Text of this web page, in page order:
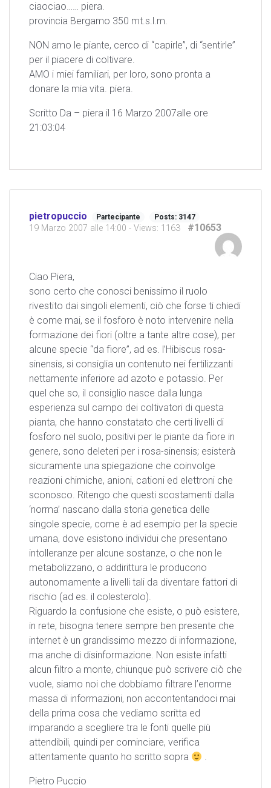
ciaociao…… piera.
provincia Bergamo 350 mt.s.l.m.
NON amo le piante, cerco di “capirle”, di “sentirle”
per il piacere di coltivare.
AMO i miei familiari, per loro, sono pronta a
donare la mia vita. piera.
Scritto Da – piera il 16 Marzo 2007alle ore
21:03:04
pietropuccio Partecipante Posts: 3147
19 Marzo 2007 alle 14:00 - Views: 1163 #10653
Ciao Piera,
sono certo che conosci benissimo il ruolo
rivestito dai singoli elementi, ciò che forse ti chiedi
è come mai, se il fosforo è noto intervenire nella
formazione dei fiori (oltre a tante altre cose), per
alcune specie “da fiore”, ad es. l’Hibiscus rosa-
sinensis, si consiglia un contenuto nei fertilizzanti
nettamente inferiore ad azoto e potassio. Per
quel che so, il consiglio nasce dalla lunga
esperienza sul campo dei coltivatori di questa
pianta, che hanno constatato che certi livelli di
fosforo nel suolo, positivi per le piante da fiore in
genere, sono deleteri per i rosa-sinensis; esisterà
sicuramente una spiegazione che coinvolge
reazioni chimiche, anioni, cationi ed elettroni che
sconosco. Ritengo che questi scostamenti dalla
‘norma’ nascano dalla storia genetica delle
singole specie, come è ad esempio per la specie
umana, dove esistono individui che presentano
intolleranze per alcune sostanze, o che non le
metabolizzano, o addirittura le producono
autonomamente a livelli tali da diventare fattori di
rischio (ad es. il colesterolo).
Riguardo la confusione che esiste, o può esistere,
in rete, bisogna tenere sempre ben presente che
internet è un grandissimo mezzo di informazione,
ma anche di disinformazione. Non esiste infatti
alcun filtro a monte, chiunque può scrivere ciò che
vuole, siamo noi che dobbiamo filtrare l’enorme
massa di informazioni, non accontentandoci mai
della prima cosa che vediamo scritta ed
imparando a scegliere tra le fonti quelle più
attendibili, quindi per cominciare, verifica
attentamente quanto ho scritto sopra
.
Pietro Puccio